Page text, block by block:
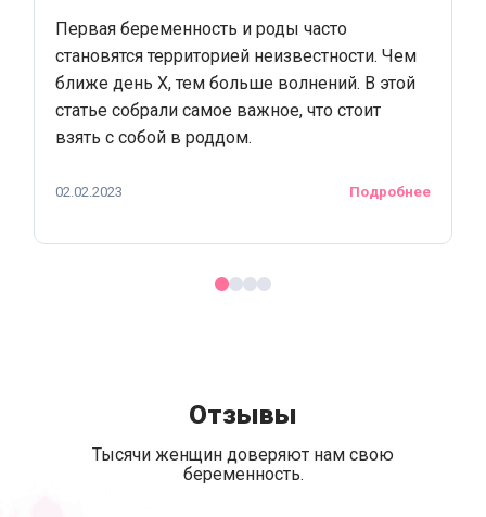
Первая беременность и роды часто
становятся территорией неизвестности. Чем
ближе день Х, тем больше волнений. В этой
статье собрали самое важное, что стоит
взять с собой в роддом.
02.02.2023 Подробнее
Отзывы
Тысячи женщин доверяют нам свою
беременность.